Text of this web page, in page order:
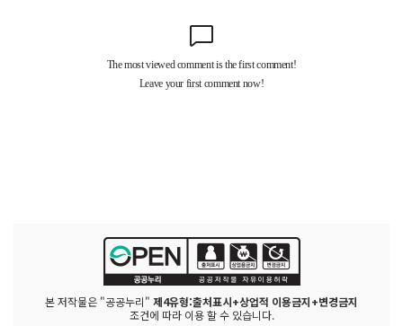
본 저작물은 "공공누리" 제4유형:출처표시+상업적 이용금지+변경금지
조건에 따라 이용 할 수 있습니다.